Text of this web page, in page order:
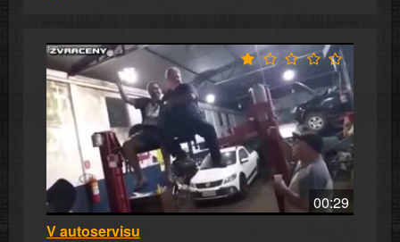
00:29
V autoservisu